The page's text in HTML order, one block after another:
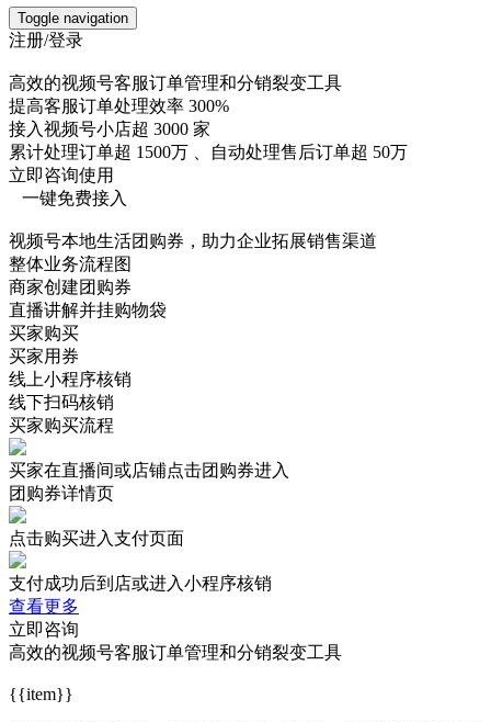
Toggle navigation
注册/登录
高效的视频号客服订单管理和分销裂变工具
提高客服订单处理效率 300%
接入视频号小店超 3000 家
累计处理订单超 1500万 、自动处理售后订单超 50万
立即咨询使用
一键免费接入
视频号本地生活团购券，助力企业拓展销售渠道
整体业务流程图
商家创建团购券
直播讲解并挂购物袋
买家购买
买家用券
线上小程序核销
线下扫码核销
买家购买流程
买家在直播间或店铺点击团购券进入
团购券详情页
点击购买进入支付页面
支付成功后到店或进入小程序核销
查看更多
立即咨询
高效的视频号客服订单管理和分销裂变工具
{{item}}